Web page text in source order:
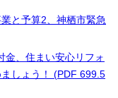
と予算2、神栖市緊急
金、住まい安心リフォ
しょう！ (PDF 699.5